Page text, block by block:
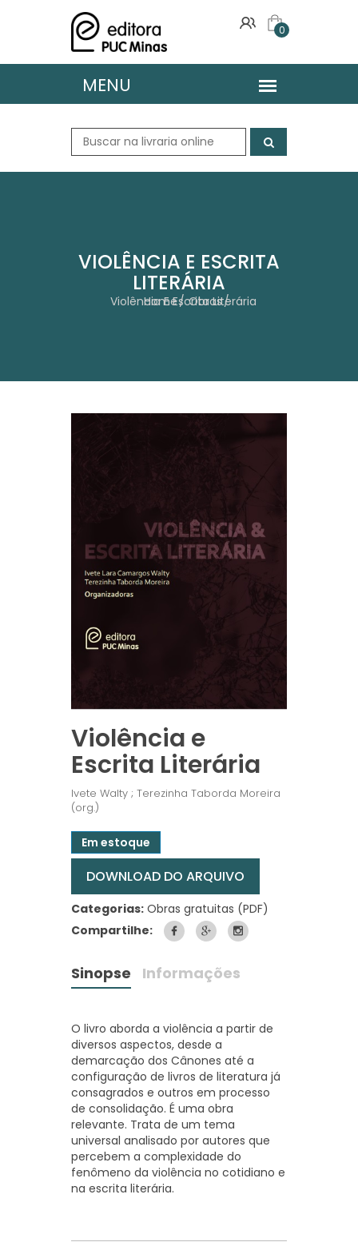
0
VIOLÊNCIA E ESCRITA
LITERÁRIA
Home Obras
Violência E Escrita Literária
Violência e
Escrita Literária
Ivete Walty ; Terezinha Taborda Moreira
(org.)
Em estoque
DOWNLOAD DO ARQUIVO
Categorias: Obras gratuitas (PDF)
Compartilhe:
Sinopse Informações
O livro aborda a violência a partir de
diversos aspectos, desde a
demarcação dos Cânones até a
configuração de livros de literatura já
consagrados e outros em processo
de consolidação. É uma obra
relevante. Trata de um tema
universal analisado por autores que
percebem a complexidade do
fenômeno da violência no cotidiano e
na escrita literária.